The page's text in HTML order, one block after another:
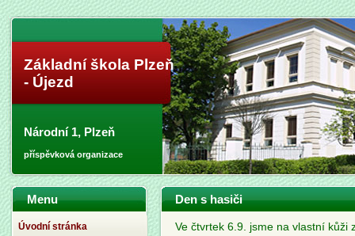
Základní škola Plzeň
- Újezd
Národní 1, Plzeň
příspěvková organizace
Den s hasiči
Ve čtvrtek 6.9. jsme na vlastní kůži
Menu
Úvodní stránka